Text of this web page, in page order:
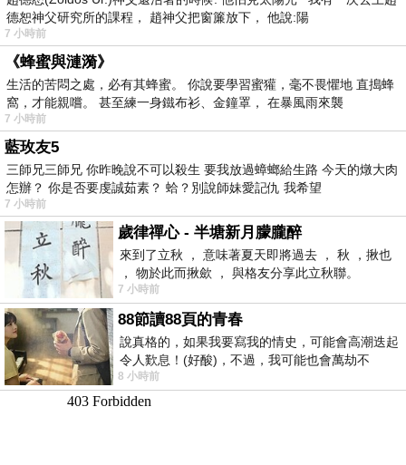
德恕神父研究所的課程， 趙神父把窗簾放下， 他說:陽
7 小時前
《蜂蜜與漣漪》
生活的苦悶之處，必有其蜂蜜。 你說要學習蜜獾，毫不畏懼地 直搗蜂
窩，才能親嚐。 甚至練一身鐵布衫、金鐘罩， 在暴風雨來襲
7 小時前
藍玫友5
三師兄三師兄 你昨晚說不可以殺生 要我放過蟑螂給生路 今天的燉大肉
怎辦？ 你是否要虔誠茹素？ 蛤？別說師妹愛記仇 我希望
7 小時前
歲律禪心 - 半塘新月朦朧醉
來到了立秋 ， 意味著夏天即將過去 ， 秋 ，揪也
， 物於此而揪歛 ， 與格友分享此立秋聯。
7 小時前
88節讀88頁的青春
說真格的，如果我要寫我的情史，可能會高潮迭起
令人歎息！(好酸)，不過，我可能也會萬劫不
復...，每天跪鍵盤還是被判了花心的罪
8 小時前